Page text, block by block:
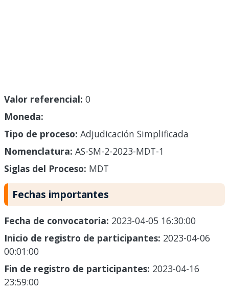
Valor referencial: 0
Moneda:
Tipo de proceso: Adjudicación Simplificada
Nomenclatura: AS-SM-2-2023-MDT-1
Siglas del Proceso: MDT
Fechas importantes
Fecha de convocatoria: 2023-04-05 16:30:00
Inicio de registro de participantes: 2023-04-06
00:01:00
Fin de registro de participantes: 2023-04-16
23:59:00